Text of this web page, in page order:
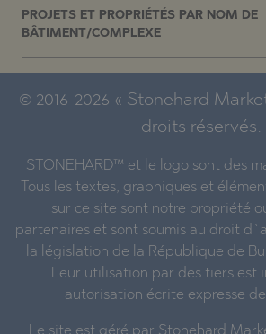
PROJETS ET PROPRIÉTÉS PAR NOM DE
BÂTIMENT/COMPLEXE
© 2016-2026 « Stonehard
droits réservés.
STONEHARD™ et le logo sont des
Tous les textes, graphiques et
sur ce site sont notre propriété
partenaires et sont soumis au droit
la législation de la République de
Leur utilisation par des tiers est
autorisation écrite expresse